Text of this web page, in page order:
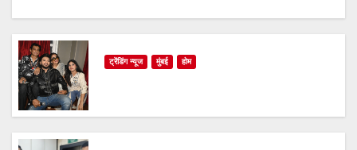
ट्रेंडिंग न्यूज मुंबई होम